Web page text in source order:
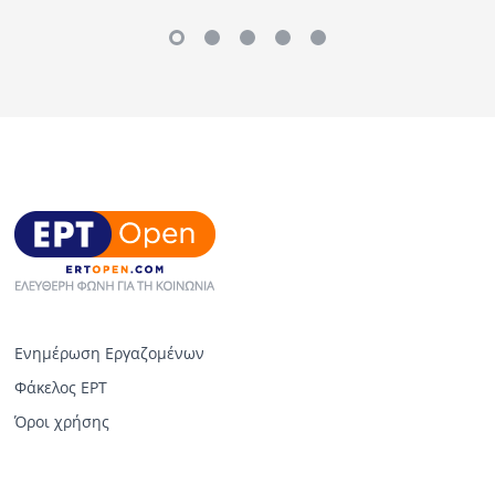
Ενημέρωση Εργαζομένων
Φάκελος ΕΡΤ
Όροι χρήσης